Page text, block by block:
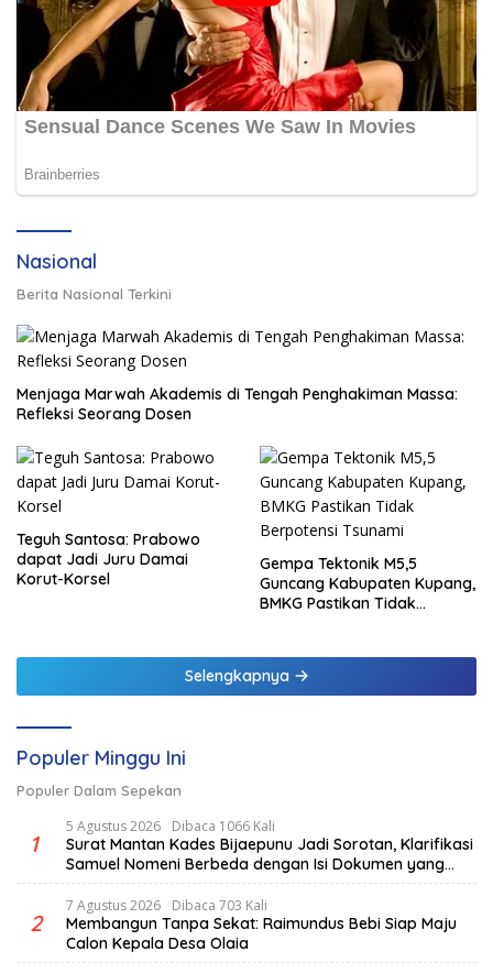
Nasional
Berita Nasional Terkini
Menjaga Marwah Akademis di Tengah Penghakiman Massa:
Refleksi Seorang Dosen
Teguh Santosa: Prabowo
dapat Jadi Juru Damai
Korut-Korsel
Gempa Tektonik M5,5
Guncang Kabupaten Kupang,
BMKG Pastikan Tidak
Selengkapnya
Populer Minggu Ini
Populer Dalam Sepekan
1
5 Agustus 2026 Dibaca 1066 Kali
Surat Mantan Kades Bijaepunu Jadi Sorotan, Klarifikasi
Samuel Nomeni Berbeda dengan Isi Dokumen yang
Beredar
2
7 Agustus 2026 Dibaca 703 Kali
Membangun Tanpa Sekat: Raimundus Bebi Siap Maju
Calon Kepala Desa Olaia